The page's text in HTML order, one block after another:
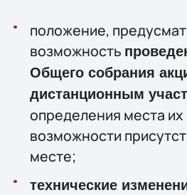
положение,
возможность
Общего собрания
дистанционным
определения места
возможности
месте;
технические